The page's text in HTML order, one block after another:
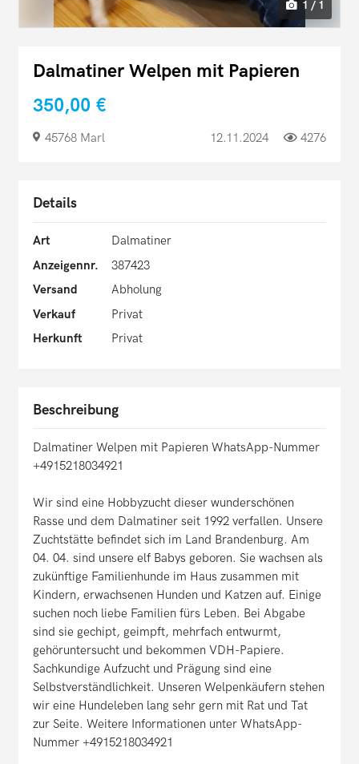
1 / 1
Dalmatiner Welpen mit Papieren
350,00 €
45768 Marl 12.11.2024 4276
Details
Art
Dalmatiner
Anzeigennr.
387423
Versand
Abholung
Verkauf
Privat
Herkunft
Privat
Beschreibung
Dalmatiner Welpen mit Papieren WhatsApp-Nummer
+4915218034921
Wir sind eine Hobbyzucht dieser wunderschönen
Rasse und dem Dalmatiner seit 1992 verfallen. Unsere
Zuchtstätte befindet sich im Land Brandenburg. Am
04. 04. sind unsere elf Babys geboren. Sie wachsen als
zukünftige Familienhunde im Haus zusammen mit
Kindern, erwachsenen Hunden und Katzen auf. Einige
suchen noch liebe Familien fürs Leben. Bei Abgabe
sind sie gechipt, geimpft, mehrfach entwurmt,
gehöruntersucht und bekommen VDH-Papiere.
Sachkundige Aufzucht und Prägung sind eine
Selbstverständlichkeit. Unseren Welpenkäufern stehen
wir eine Hundeleben lang sehr gern mit Rat und Tat
zur Seite. Weitere Informationen unter WhatsApp-
Nummer +4915218034921